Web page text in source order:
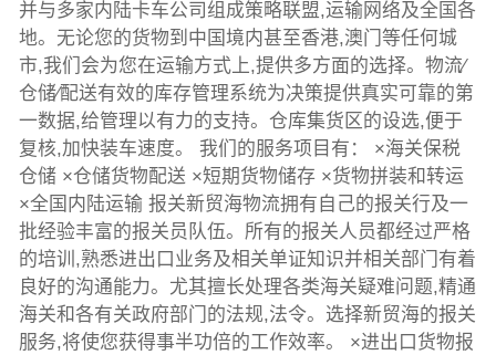
并与多家内陆卡车公司组成策略联盟,运输网络及全国各
地。无论您的货物到中国境内甚至香港,澳门等任何城
市,我们会为您在运输方式上,提供多方面的选择。物流∕
仓储∕配送有效的库存管理系统为决策提供真实可靠的第
一数据,给管理以有力的支持。仓库集货区的设选,便于
复核,加快装车速度。 我们的服务项目有： ×海关保税
仓储 ×仓储货物配送 ×短期货物储存 ×货物拼装和转运
×全国内陆运输 报关新贸海物流拥有自己的报关行及一
批经验丰富的报关员队伍。所有的报关人员都经过严格
的培训,熟悉进出口业务及相关单证知识并相关部门有着
良好的沟通能力。尤其擅长处理各类海关疑难问题,精通
海关和各有关政府部门的法规,法令。选择新贸海的报关
服务,将使您获得事半功倍的工作效率。 ×进出口货物报